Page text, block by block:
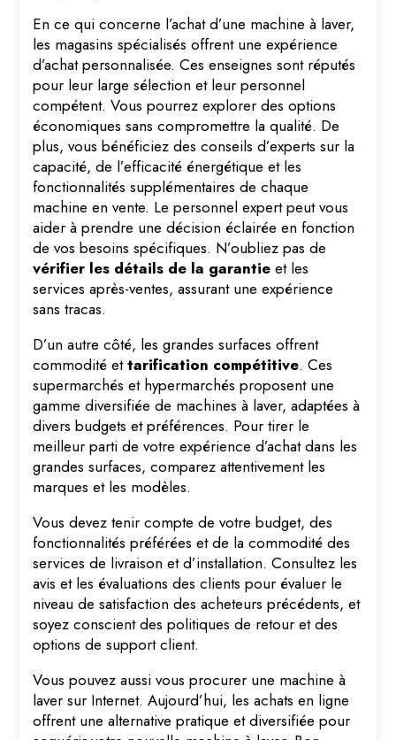
En ce qui concerne l’achat d’une machine à laver,
les magasins spécialisés offrent une expérience
d’achat personnalisée. Ces enseignes sont réputés
pour leur large sélection et leur personnel
compétent. Vous pourrez explorer des options
économiques sans compromettre la qualité. De
plus, vous bénéficiez des conseils d’experts sur la
capacité, de l’efficacité énergétique et les
fonctionnalités supplémentaires de chaque
machine en vente. Le personnel expert peut vous
aider à prendre une décision éclairée en fonction
de vos besoins spécifiques. N’oubliez pas de
vérifier les détails de la garantie et les
services après-ventes, assurant une expérience
sans tracas.
D’un autre côté, les grandes surfaces offrent
commodité ettarification compétitive. Ces
supermarchés et hypermarchés proposent une
gamme diversifiée de machines à laver, adaptées à
divers budgets et préférences. Pour tirer le
meilleur parti de votre expérience d’achat dans les
grandes surfaces, comparez attentivement les
marques et les modèles.
Vous devez tenir compte de votre budget, des
fonctionnalités préférées et de la commodité des
services de livraison et d’installation. Consultez les
avis et les évaluations des clients pour évaluer le
niveau de satisfaction des acheteurs précédents, et
soyez conscient des politiques de retour et des
options de support client.
Vous pouvez aussi vous procurer une machine à
laver sur Internet. Aujourd’hui, les achats en ligne
offrent une alternative pratique et diversifiée pour